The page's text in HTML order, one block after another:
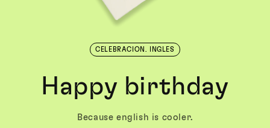
CELEBRACION. INGLES
Happy birthday
Because english is cooler.